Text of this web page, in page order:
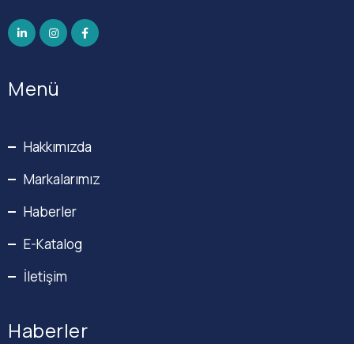
Menü
Hakkımızda
Markalarımız
Haberler
E-Katalog
İletişim
Haberler